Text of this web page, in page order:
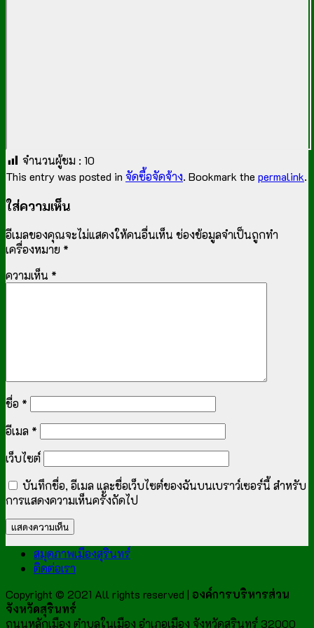
จำนวนผู้ชม : 10
This entry was posted in จัดซื้อจัดจ้าง. Bookmark the permalink.
ใส่ความเห็น
อีเมลของคุณจะไม่แสดงให้คนอื่นเห็น ช่องข้อมูลจำเป็นถูกทำ
เครื่องหมาย *
ความเห็น *
ชื่อ *
อีเมล *
เว็บไซต์
บันทึกชื่อ, อีเมล และชื่อเว็บไซต์ของฉันบนเบราว์เซอร์นี้ สำหรับ
การแสดงความเห็นครั้งถัดไป
สมุดภาพเมืองสุรินทร์
ติดต่อเรา
Copyright © 2021 All rights reserved | องค์การบริหารส่วน
จังหวัดสุรินทร์
ถนนหลักเมือง ตำบลในเมือง อำเภอเมือง จังหวัดสุรินทร์ 32000